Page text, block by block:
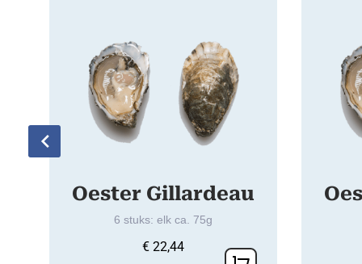
Oester Gillardeau
6 stuks: elk ca. 75g
€22,44